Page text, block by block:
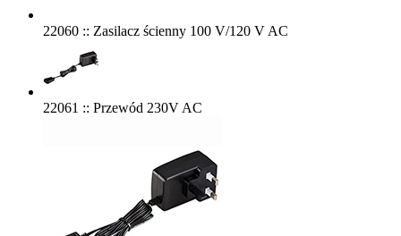
22060 :: Zasilacz ścienny 100 V/120 V AC
22061 :: Przewód 230V AC